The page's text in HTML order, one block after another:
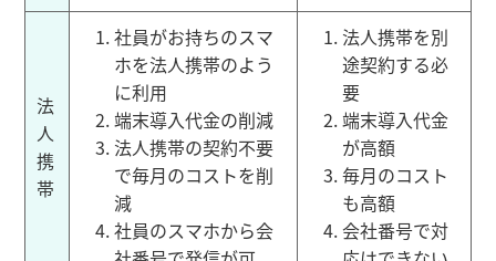
法
人
携
帯
社員がお持ちのスマ
ホを法人携帯のよう
に利用
端末導入代金の削減
法人携帯の契約不要
で毎月のコストを削
減
社員のスマホから会
法人携帯を別
途契約する必
要
端末導入代金
が高額
毎月のコスト
も高額
会社番号で対